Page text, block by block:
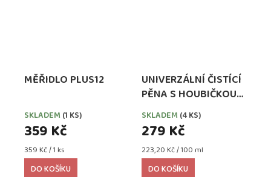
MĚŘIDLO PLUS12
SKLADEM (1 KS)
359 Kč
Měrná
cena:
359 Kč / 1 ks
DO KOŠÍKU
UNIVERZÁLNÍ ČISTÍCÍ
PĚNA S HOUBIČKOU
PEDAG COMBI SET
SKLADEM (4 KS)
279 Kč
Měrná
cena:
223,20 Kč / 100 ml
DO KOŠÍKU